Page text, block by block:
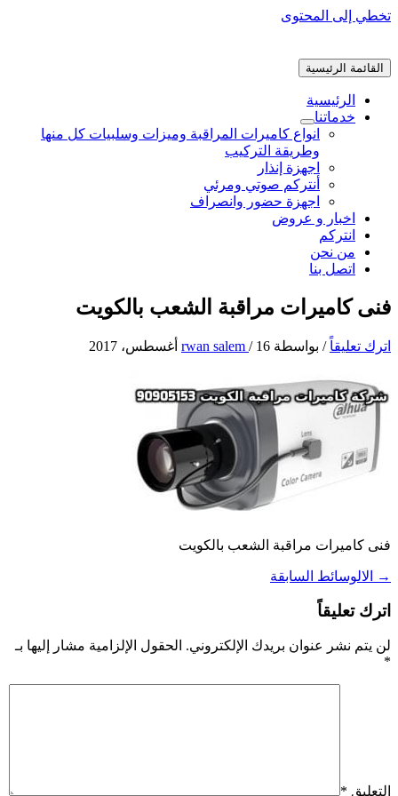
تخطي إلى المحتوى
القائمة الرئيسية
الرئيسية
خدماتنا
انواع كاميرات المراقبة وميزات وسلبيات كل منها
وطريقة التركيب
اجهزة إنذار
أنتركم صوتي ومرئي
اجهزة حضور وانصراف
اخبار و عروض
انتركم
من نحن
اتصل بنا
فنى كاميرات مراقبة الشعب بالكويت
اترك تعليقاً / بواسطة rwan salem / 16 أغسطس، 2017
فنى كاميرات مراقبة الشعب بالكويت
→ الالوسائط السابقة
اترك تعليقاً
لن يتم نشر عنوان بريدك الإلكتروني. الحقول الإلزامية مشار إليها بـ
*
التعليق *